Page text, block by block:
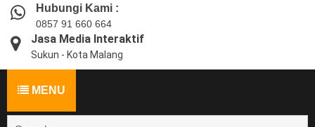
Hubungi Kami :
0857 91 660 664
Jasa Media Interaktif
Sukun - Kota Malang
MENU